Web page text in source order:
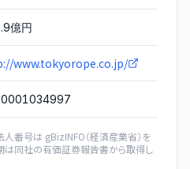
億円
www.tokyorope.co.jp/
人番号は gBizINFO（経済産業省）を
は同社の有価証券報告書から取得し